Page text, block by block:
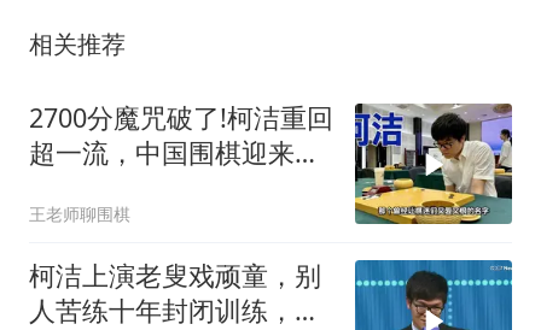
相关推荐
2700分魔咒破了!柯洁重回
超一流，中国围棋迎来六
王老师聊围棋
柯洁上演老叟戏顽童，别
人苦练十年封闭训练，他